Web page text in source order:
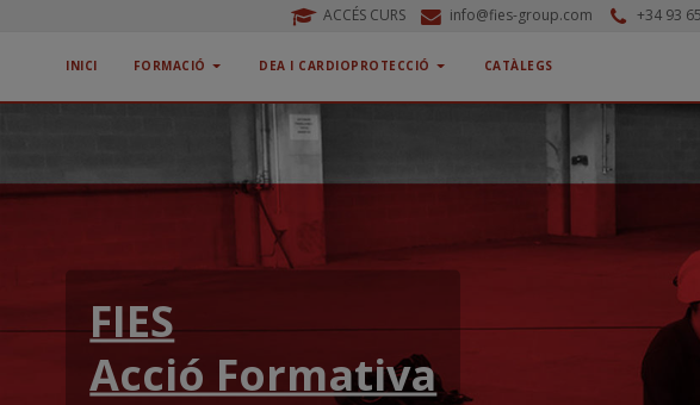
ACCÉS CURS info@fies-group.com +34 93
INICI FORMACIÓ DEA I CARDIOPROTECCIÓ CATÀLEGS
FIES
Acció Formativa